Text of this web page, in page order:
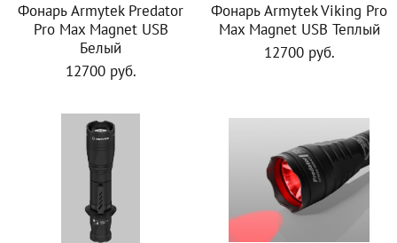
Фонарь Armytek Predator
Pro Max Magnet USB
Белый
12700 руб.
Фонарь Armytek Viking Pro
Max Magnet USB Теплый
12700 руб.